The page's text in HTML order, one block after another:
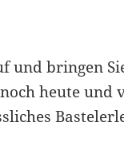
und bringen
heute und